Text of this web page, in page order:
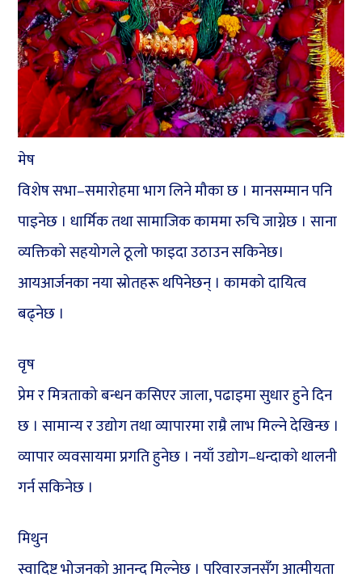
मेष
विशेष सभा–समारोहमा भाग लिने मौका छ । मानसम्मान पनि
पाइनेछ । धार्मिक तथा सामाजिक काममा रुचि जाग्नेछ । साना
व्यक्तिको सहयोगले ठूलो फाइदा उठाउन सकिनेछ।
आयआर्जनका नया स्रोतहरू थपिनेछन् । कामको दायित्व
बढ्नेछ ।
वृष
प्रेम र मित्रताको बन्धन कसिएर जाला, पढाइमा सुधार हुने दिन
छ । सामान्य र उद्योग तथा व्यापारमा राम्रै लाभ मिल्ने देखिन्छ ।
व्यापार व्यवसायमा प्रगति हुनेछ । नयाँ उद्योग–धन्दाको थालनी
गर्न सकिनेछ ।
मिथुन
स्वादिष्ट भोजनको आनन्द मिल्नेछ । परिवारजनसँग आत्मीयता